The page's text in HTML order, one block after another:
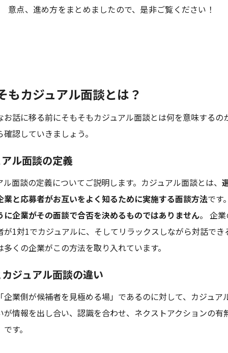
意点、進め方をまとめましたので、是非ご覧ください！
もカジュアル面談とは？
お話に移る前にそもそもカジュアル面談とは何を意味するの
認していきましょう。
ル面談の定義
ル面談の定義についてご説明します。カジュアル面談とは、
業と応募者がお互いをよく知るために実施する面談方法です
に企業がその面談で合否を決めるものではありません。 企
が1対1でカジュアルに、そしてリラックスしながら対話でき
多くの企業がこの方法を取り入れています。
ジュアル面談の違い
企業側が候補者を見極める場」であるのに対して、カジュア
が情報を出し合い、認識を合わせ、ネクストアクションの有
す。